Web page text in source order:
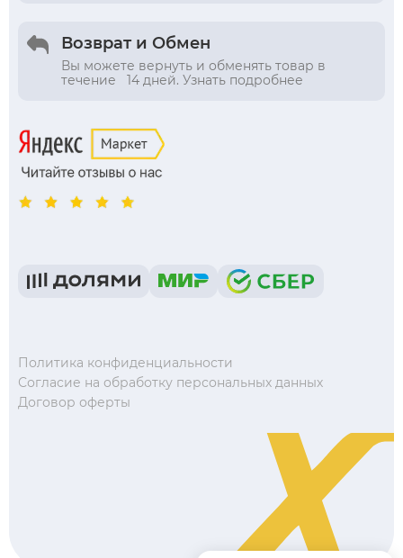
Возврат и Обмен
Вы можете вернуть и обменять товар в
течение 14 дней. Узнать подробнее
Политика конфиденциальности
Согласие на обработку персональных данных
Договор оферты